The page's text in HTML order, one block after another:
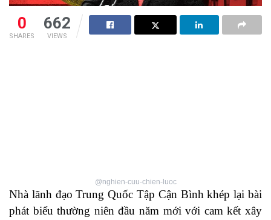
0
SHARES
662
VIEWS
@nghien-cuu-chien-luoc
Nhà lãnh đạo Trung Quốc Tập Cận Bình khép lại bài
phát biểu thường niên đầu năm mớivới cam kết xây